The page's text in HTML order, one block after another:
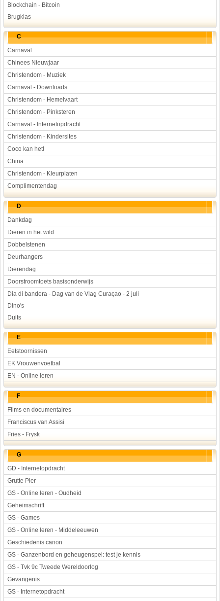
Blockchain - Bitcoin
Brugklas
C
Carnaval
Chinees Nieuwjaar
Christendom - Muziek
Carnaval - Downloads
Christendom - Hemelvaart
Christendom - Pinksteren
Carnaval - Internetopdracht
Christendom - Kindersites
Coco kan het!
China
Christendom - Kleurplaten
Complimentendag
D
Dankdag
Dieren in het wild
Dobbelstenen
Deurhangers
Dierendag
Doorstroomtoets basisonderwijs
Dia di bandera - Dag van de Vlag Curaçao - 2 juli
Dino's
Duits
E
Eetstoornissen
EK Vrouwenvoetbal
EN - Online leren
F
Films en documentaires
Franciscus van Assisi
Fries - Frysk
G
GD - Internetopdracht
Grutte Pier
GS - Online leren - Oudheid
Geheimschrift
GS - Games
GS - Online leren - Middeleeuwen
Geschiedenis canon
GS - Ganzenbord en geheugenspel: test je kennis
GS - Tvk 9c Tweede Wereldoorlog
Gevangenis
GS - Internetopdracht